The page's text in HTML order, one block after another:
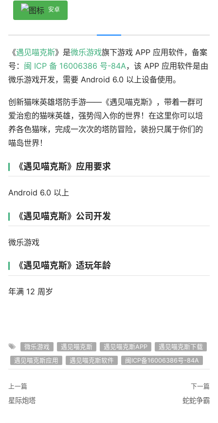
安卓
《遇见喵克斯》是微乐游戏旗下游戏 APP 应用软件，备案
号： 闽 ICP 备 16006386 号-84A，该 APP 应用软件是由
微乐游戏开发，需要 Android 6.0 以上设备使用。
创新猫咪英雄塔防手游——《遇见喵克斯》，带着一群可
爱治愈的猫咪英雄，强势闯入你的世界！在这里你可以培
养各色猫咪，完成一次次的塔防冒险，装扮只属于你们的
喵岛世界！
《遇见喵克斯》应用要求
Android 6.0 以上
《遇见喵克斯》公司开发
微乐游戏
《遇见喵克斯》适玩年龄
年满 12 周岁
微乐游戏 遇见喵克斯 遇见喵克斯APP
遇见喵克斯下载
遇见喵克斯应用
遇见喵克斯软件 闽ICP备16006386号-84A
上一篇
星际炮塔
下一篇
蛇蛇争霸